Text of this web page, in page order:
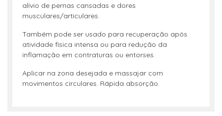
alívio de pernas cansadas e dores
musculares/articulares.
Também pode ser usado para recuperação após
atividade física intensa ou para redução da
inflamação em contraturas ou entorses.
Aplicar na zona desejada e massajar com
movimentos circulares. Rápida absorção.